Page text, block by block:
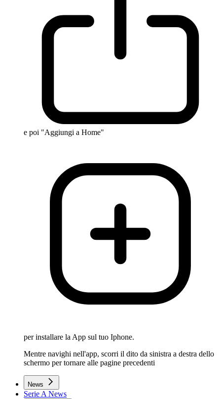
e poi "Aggiungi a Home"
per installare la App sul tuo Iphone.
Mentre navighi nell'app, scorri il dito da sinistra a destra dello
schermo per tornare alle pagine precedenti
News
Serie A News